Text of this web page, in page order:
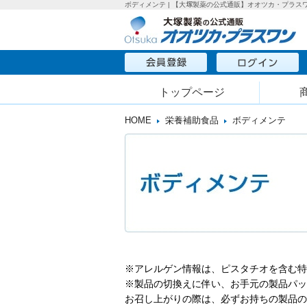
ボディメンテ | 【大塚製薬の公式通販】オオツカ・プラス
トップページ
HOME 栄養補助食品 ボディメンテ
※アレルゲン情報は、ピスタチオを含む
※製品の切換えに伴い、お手元の製品パ
お召し上がりの際は、必ずお持ちの製品